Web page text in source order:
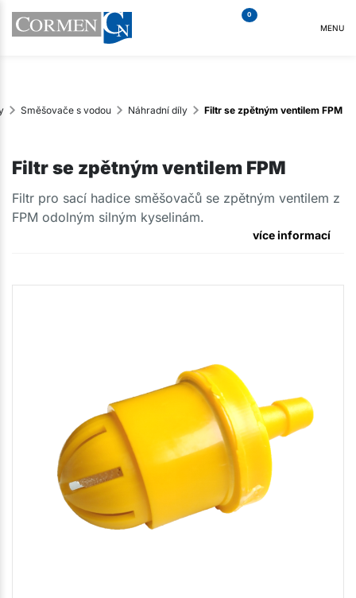
0
MENU
Směšovače s vodou Náhradní díly Filtr se zpětným ventilem FPM
Filtr se zpětným ventilem FPM
Filtr pro sací hadice směšovačů se zpětným ventilem z
FPM odolným silným kyselinám.
více informací